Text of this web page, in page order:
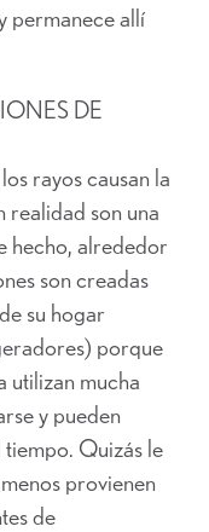
permanece allí
DE
rayos causan la
realidad son una
hecho, alrededor
son creadas
su hogar
porque
utilizan mucha
y pueden
Quizás le
provienen
de